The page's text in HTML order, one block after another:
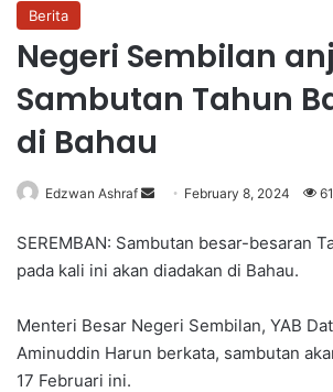
Berita
Negeri Sembilan
Sambutan Tahun
di Bahau
Edzwan Ashraf
n
d
n
e
February 8, 2024
SEREMBAN: Sambutan besar-besaran
pada kali ini akan diadakan di Bahau.
Menteri Besar Negeri Sembilan, YAB
Aminuddin Harun berkata, sambutan
17 Februari ini.